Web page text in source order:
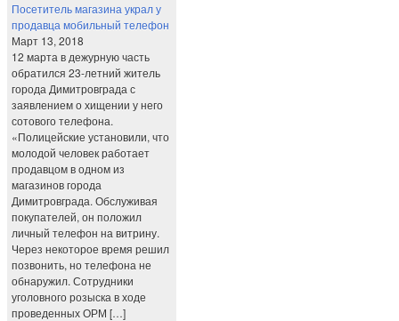
Посетитель магазина украл у
продавца мобильный телефон
Март 13, 2018
12 марта в дежурную часть
обратился 23-летний житель
города Димитровграда с
заявлением о хищении у него
сотового телефона.
«Полицейские установили, что
молодой человек работает
продавцом в одном из
магазинов города
Димитровграда. Обслуживая
покупателей, он положил
личный телефон на витрину.
Через некоторое время решил
позвонить, но телефона не
обнаружил. Сотрудники
уголовного розыска в ходе
проведенных ОРМ […]